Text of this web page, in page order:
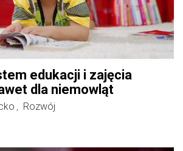
edukacji i zajęcia
dla niemowląt
Rozwój